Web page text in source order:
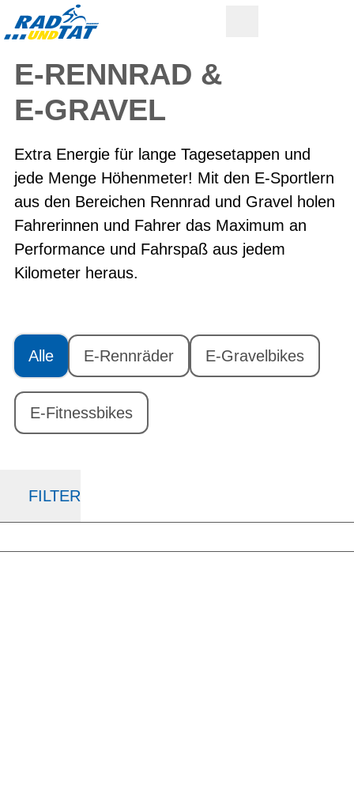
E-RENNRAD &
E-GRAVEL
Extra Energie für lange Tagesetappen und
jede Menge Höhenmeter! Mit den E-Sportlern
aus den Bereichen Rennrad und Gravel holen
Fahrerinnen und Fahrer das Maximum an
Performance und Fahrspaß aus jedem
Kilometer heraus.
Alle E-Rennräder E-Gravelbikes
E-Fitnessbikes
FILTER